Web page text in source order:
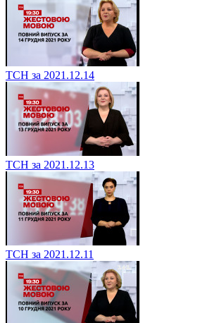
ТСН за 2021.12.14
ТСН за 2021.12.13
ТСН за 2021.12.11